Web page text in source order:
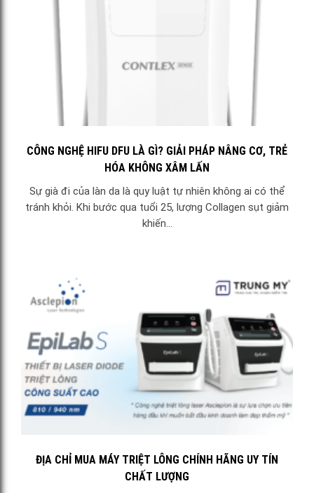
CÔNG NGHỆ HIFU DFU LÀ GÌ? GIẢI PHÁP NÂNG CƠ, TRẺ
HÓA KHÔNG XÂM LẤN
Sự già đi của làn da là quy luật tự nhiên không ai có thể
tránh khỏi. Khi bước qua tuổi 25, lượng Collagen sụt giảm
khiến...
ĐỊA CHỈ MUA MÁY TRIỆT LÔNG CHÍNH HÃNG UY TÍN
CHẤT LƯỢNG